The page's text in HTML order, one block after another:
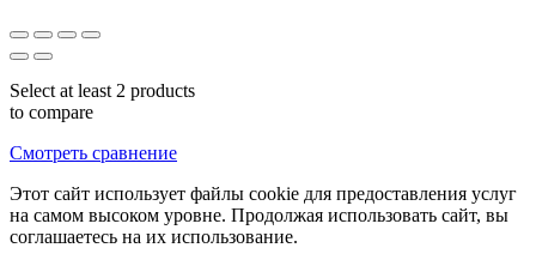
Select at least 2 products
to compare
Смотреть сравнение
Этот сайт использует файлы cookie для предоставления услуг
на самом высоком уровне. Продолжая использовать сайт, вы
соглашаетесь на их использование.